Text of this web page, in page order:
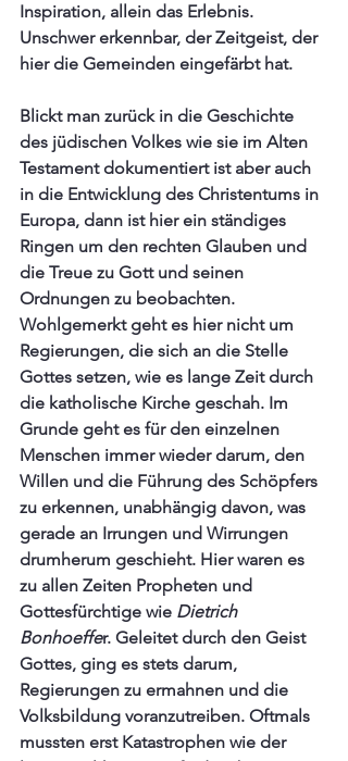
Inspiration, allein das Erlebnis.
Unschwer erkennbar, der Zeitgeist, der
hier die Gemeinden eingefärbt hat.
Blickt man zurück in die Geschichte
des jüdischen Volkes wie sie im Alten
Testament dokumentiert ist aber auch
in die Entwicklung des Christentums in
Europa, dann ist hier ein ständiges
Ringen um den rechten Glauben und
die Treue zu Gott und seinen
Ordnungen zu beobachten.
Wohlgemerkt geht es hier nicht um
Regierungen, die sich an die Stelle
Gottes setzen, wie es lange Zeit durch
die katholische Kirche geschah. Im
Grunde geht es für den einzelnen
Menschen immer wieder darum, den
Willen und die Führung des Schöpfers
zu erkennen, unabhängig davon, was
gerade an Irrungen und Wirrungen
drumherum geschieht. Hier waren es
zu allen Zeiten Propheten und
Gottesfürchtige wie Dietrich
Bonhoeffer. Geleitet durch den Geist
Gottes, ging es stets darum,
Regierungen zu ermahnen und die
Volksbildung voranzutreiben. Oftmals
mussten erst Katastrophen wie der